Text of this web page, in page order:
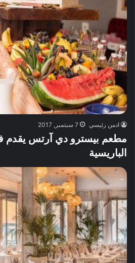
ادمن رئيسي 7 سبتمبر, 2017
مطعم بيسترو دي آرتس يقدم
الباريسية